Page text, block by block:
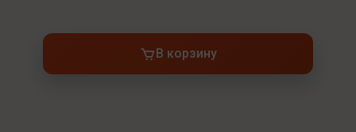
В корзину